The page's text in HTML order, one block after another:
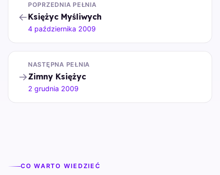
←
POPRZEDNIA PEŁNIA
Księżyc Myśliwych
4 października 2009
→
NASTĘPNA PEŁNIA
Zimny Księżyc
2 grudnia 2009
CO WARTO WIEDZIEĆ